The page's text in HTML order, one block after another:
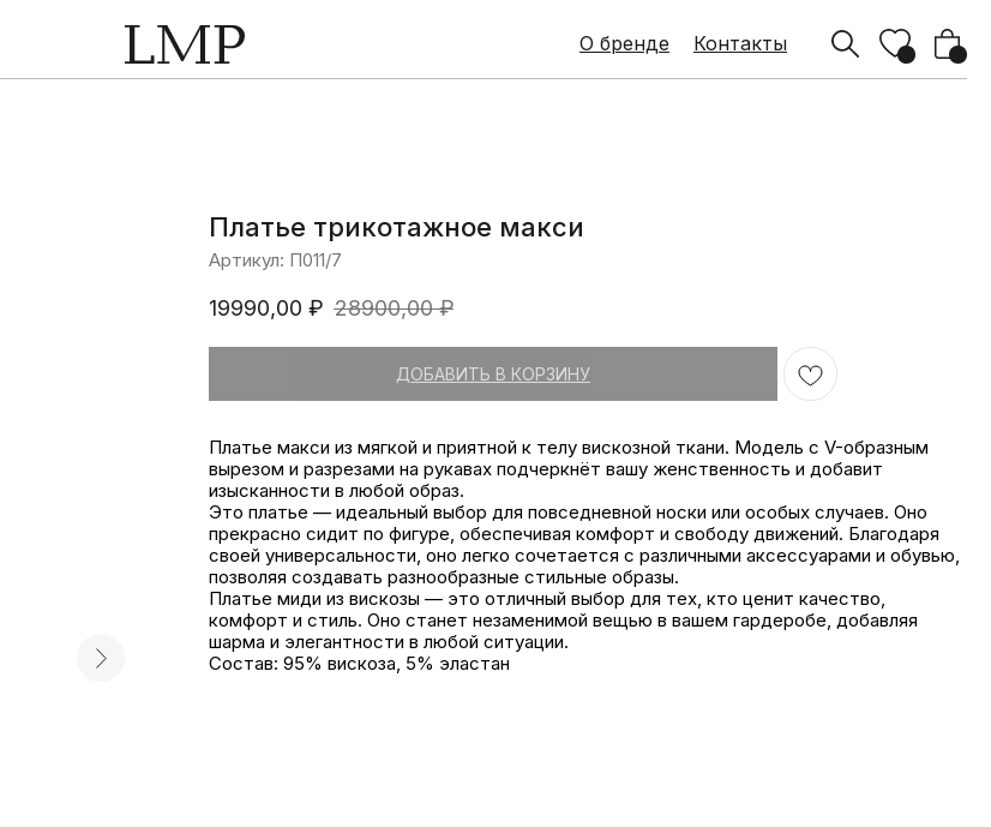
О бренде Контакты
О бренде Контакты
Платье трикотажное макси
Артикул: П011/7
19990,00 ₽ 28900,00 ₽
ДОБАВИТЬ В КОРЗИНУ
Платье макси из мягкой и приятной к телу вискозной ткани. Модель с V-образным
вырезом и разрезами на рукавах подчеркнёт вашу женственность и добавит
изысканности в любой образ.
Это платье — идеальный выбор для повседневной носки или особых случаев. Оно
прекрасно сидит по фигуре, обеспечивая комфорт и свободу движений. Благодаря
своей универсальности, оно легко сочетается с различными аксессуарами и обувью,
позволяя создавать разнообразные стильные образы.
Платье миди из вискозы — это отличный выбор для тех, кто ценит качество,
комфорт и стиль. Оно станет незаменимой вещью в вашем гардеробе, добавляя
шарма и элегантности в любой ситуации.
Состав: 95% вискоза, 5% эластан